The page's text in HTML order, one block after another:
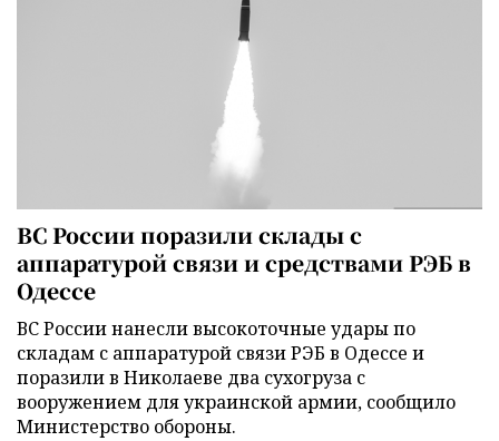
ВС России поразили склады с
аппаратурой связи и средствами РЭБ в
Одессе
ВС России нанесли высокоточные удары по
складам с аппаратурой связи РЭБ в Одессе и
поразили в Николаеве два сухогруза с
вооружением для украинской армии, сообщило
Министерство обороны.